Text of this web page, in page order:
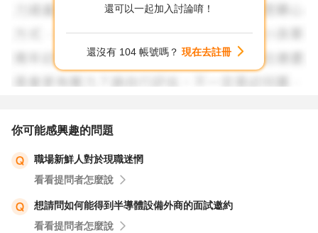
還可以一起加入討論唷！
還沒有 104 帳號嗎？ 現在去註冊
你可能感興趣的問題
職場新鮮人對於現職迷惘
看看提問者怎麼說
想請問如何能得到半導體設備外商的面試邀約
看看提問者怎麼說